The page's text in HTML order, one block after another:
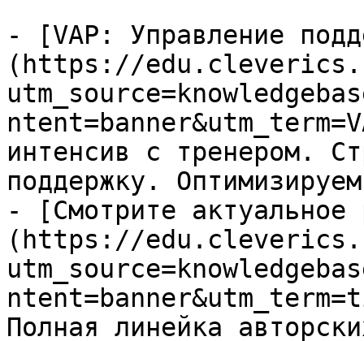
- [VAP: Управление
(https://
интенсив с тренером.
поддержку.
- [Смотрите актуальное
(https://
Полная линейка